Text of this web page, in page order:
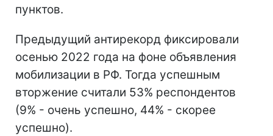
пунктов.
Предыдущий антирекорд фиксировали
осенью 2022 года на фоне объявления
мобилизации в РФ. Тогда успешным
вторжение считали 53% респондентов
(9% - очень успешно, 44% - скорее
успешно).